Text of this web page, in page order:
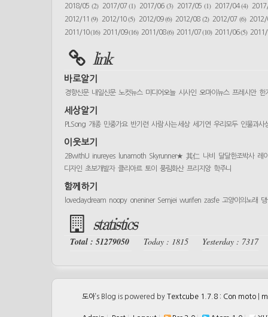
2018/05 (2) 2017/07(1) 2017/06(3) 2017/05 (1) 2017/04(4)
2012/11(9) 2012/10(5) 2012/09(6) 2012/08 (2) 2012/07 (6)
2011/10(16) 2011/09(16) 2011/08(6) 2011/07(10) 2011/06(5)
link
바로알기
경향신문 내일신문 노컷뉴스 미디어오늘 시사인 오마이뉴스 프레시안 한
세상알기
PLSong 개종 민중가요 반기련 사람 사는 세상 세기연 우리모두 인물과사
이웃보기
2BwithU inureyes lunamoth Skyrunner★ 其仁 나비 달달한조박사 레
디자인 초보개발자 클리아르 토이 풍림화산 프리지앙 학주니
함께하기
lovedaydream noopy oneniner Semjei wurifen zasfe 고양이의노래
statistics
Total : 51279050 Today : 1815 Yesterday : 7317
도아’s Blog is powered by Textcube 1.7.8 : Con moto